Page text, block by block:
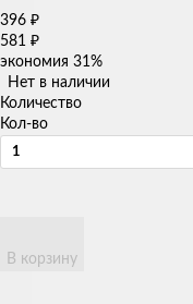
396 ₽
581 ₽
экономия 31%
Нет в наличии
Количество
Кол-во
В корзину